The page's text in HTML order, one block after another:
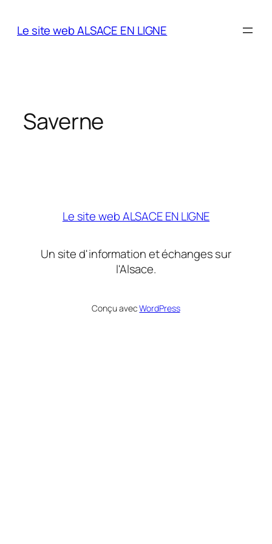
Le site web ALSACE EN LIGNE
Saverne
Le site web ALSACE EN LIGNE
Un site d'information et échanges sur
l'Alsace.
Conçu avecWordPress